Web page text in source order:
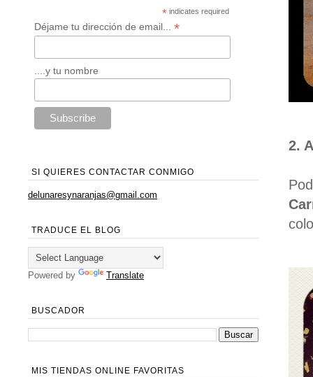
2.
* indicates required
Déjame tu dirección de email... *
....y tu nombre
SI QUIERES CONTACTAR CONMIGO
delunaresynaranjas@gmail.com
TRADUCE EL BLOG
Powered by Translate
BUSCADOR
MIS TIENDAS ONLINE FAVORITAS